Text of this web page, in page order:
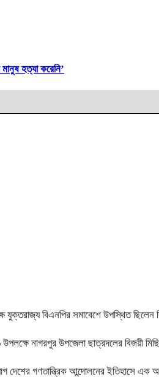
হত্যা করেনি’
যুক্তরাজ্য বিএনপির সমাবেশে উপস্থিত
নাগরপুর উপজেলা ছাত্রদলের বিজয়ী
দেশের গণতান্ত্রিক আন্দোলনের ইতিহাসে